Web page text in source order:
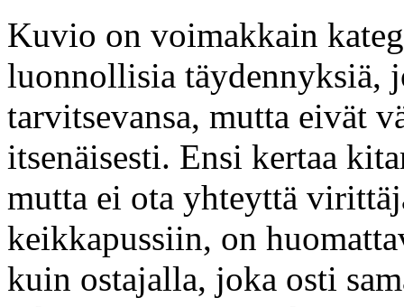
Kuvio on voimakkain
luonnollisia täydennyksiä,
tarvitsevansa, mutta eivät
itsenäisesti. Ensi kertaa
mutta ei ota yhteyttä
keikkapussiin, on
kuin ostajalla, joka osti